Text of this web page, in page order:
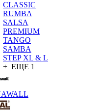
CLASSIC
RUMBA
SALSA
PREMIUM
TANGO
SAMBA
STEP XL & L
+ ЕЩЕ 1